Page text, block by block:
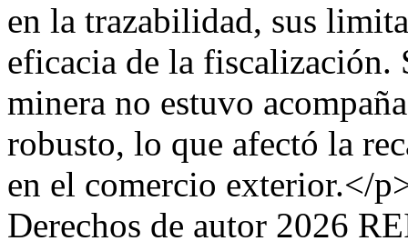
en la trazabilidad, sus
eficacia de la fiscalización.
minera no estuvo
robusto, lo que afectó la
en el comercio exterior.</
Derechos de autor 2026